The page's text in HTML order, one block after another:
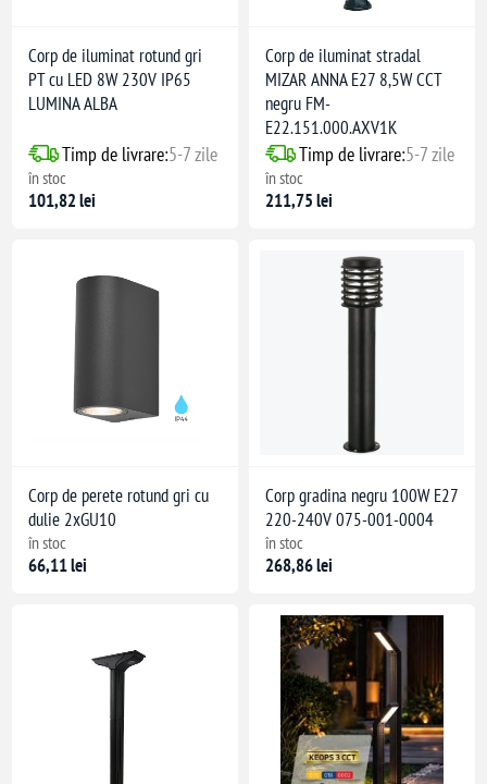
Corp de iluminat rotund gri
PT cu LED 8W 230V IP65
LUMINA ALBA
Timp de livrare:5-7 zile
în stoc
101,82 lei
Corp de iluminat stradal
MIZAR ANNA E27 8,5W CCT
negru FM-
E22.151.000.AXV1K
Timp de livrare:5-7 zile
în stoc
211,75 lei
Corp de perete rotund gri cu
dulie 2xGU10
în stoc
66,11 lei
Corp gradina negru 100W E27
220-240V 075-001-0004
în stoc
268,86 lei